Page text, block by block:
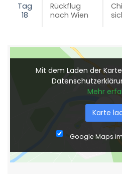
Tag
18
Rückflug
nach Wien
Mit dem Laden der
Mehr
Karte
Google Maps